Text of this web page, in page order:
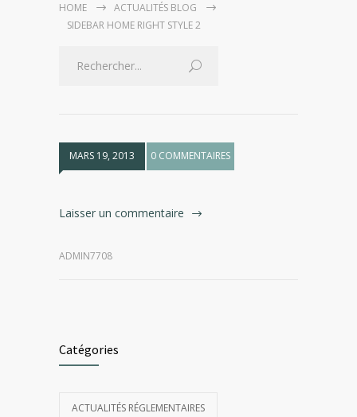
HOME
ACTUALITÉS BLOG
SIDEBAR HOME RIGHT STYLE 2
MARS 19, 2013 0 COMMENTAIRES
Laisser un commentaire
ADMIN7708
Catégories
ACTUALITÉS RÉGLEMENTAIRES